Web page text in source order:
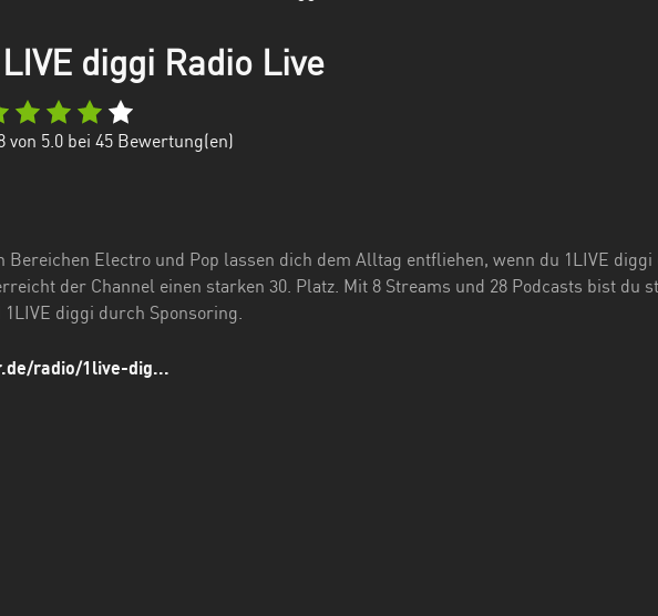
diggi Radio Live
von 5.0 bei 45Bewertung(en)
Bereichen Electro und Pop lassen dich dem Alltag entfliehen, wenn du 1LIVE
der Channel einen starken 30. Platz. Mit 8 Streams und 28 Podcasts bist du
diggi durch Sponsoring.
radio/1live-dig...